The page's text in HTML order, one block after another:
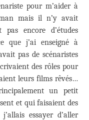
pour m’aider à
mais il n’y avait
encore d’études
que j’ai enseigné à
pas de scénaristes
des rôles pour
leurs films rêvés…
un petit
et qui faisaient des
essayer d’aller